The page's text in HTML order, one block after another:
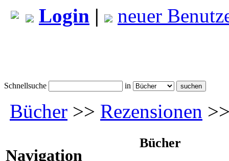
Login | neuer
Schnellsuche in
Bücher >> Rezensionen
Navigation
Bücher